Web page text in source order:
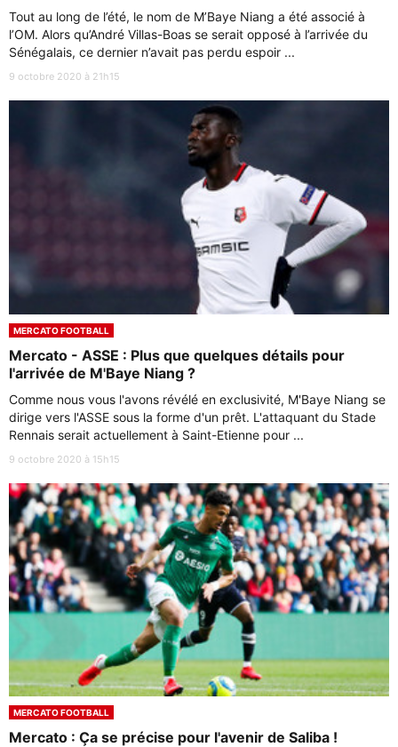
Tout au long de l’été, le nom de M’Baye Niang a été associé à
l’OM. Alors qu’André Villas-Boas se serait opposé à l’arrivée du
Sénégalais, ce dernier n’avait pas perdu espoir ...
9 octobre 2020 à 21h15
MERCATO FOOTBALL
Mercato - ASSE : Plus que quelques détails pour
l'arrivée de M'Baye Niang ?
Comme nous vous l'avons révélé en exclusivité, M'Baye Niang se
dirige vers l'ASSE sous la forme d'un prêt. L'attaquant du Stade
Rennais serait actuellement à Saint-Etienne pour ...
9 octobre 2020 à 15h15
MERCATO FOOTBALL
Mercato : Ça se précise pour l'avenir de Saliba !